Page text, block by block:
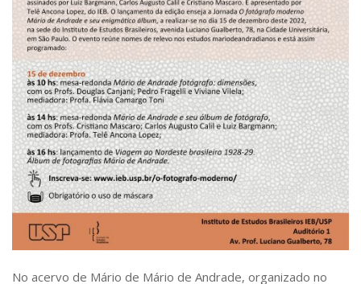
LABIEB
Extensão
Cursos
Criação de Curso
Isenção
Comissões
CAAF
CaC
CD
No acervo de Mário de Mário de Andrade, organizado no